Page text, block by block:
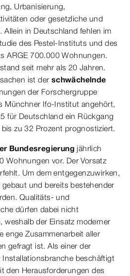
Urbanisierung,
oder gesetzliche und
Allein in Deutschland fehlen im
des Pestel-Instituts und des
ARGE 700.000 Wohnungen.
seit mehr als 20 Jahren.
ist der schwächelnde
der Forschergruppe
Münchner Ifo-Institut angehört,
für Deutschland ein Rückgang
zu 32 Prozent prognostiziert.
Bundesregierung jährlich
Wohnungen vor. Der Vorsatz
Um dem entgegenzuwirken,
und bereits bestehender
Qualitäts- und
dürfen dabei nicht
weshalb der Einsatz moderner
enge Zusammenarbeit aller
gefragt ist. Als einer der
beschäftigt
den Herausforderungen des